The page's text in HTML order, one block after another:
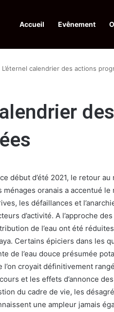
Accueil Evênement
: octroi de récompenses
L’éternel calendrier des actions
début d’été 2021, le retour
ménages oranais a accentué
les défaillances et
d’activité. A l’approche
de l’eau ont été
Certains épiciers dans les
de l’eau douce présumée
l’on croyait définitivement
et les effets d’annonce
du cadre de vie, les
une ampleur jamais